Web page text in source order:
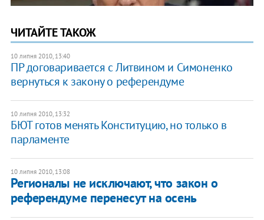
ЧИТАЙТЕ ТАКОЖ
10 липня 2010, 13:40
ПР договаривается с Литвином и Симоненко
вернуться к закону о референдуме
10 липня 2010, 13:32
БЮТ готов менять Конституцию, но только в
парламенте
10 липня 2010, 13:08
Регионалы не исключают, что закон о
референдуме перенесут на осень